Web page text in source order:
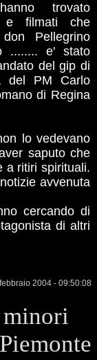
trovato
e filmati che
Pellegrino
........ e' stato
del gip di
del PM Carlo
di Regina
lo vedevano
saputo che
a ritiri spirituali.
avvenuta
cercando di
di altri
2004 - 09:50:08
minori